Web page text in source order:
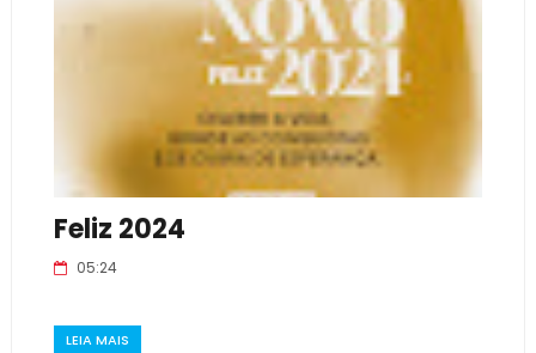
Feliz 2024
05:24
LEIA MAIS